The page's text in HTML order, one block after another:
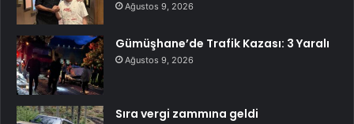
Ağustos 9, 2026
Gümüşhane’de Trafik Kazası: 3 Yaralı
Ağustos 9, 2026
Sıra vergi zammına geldi